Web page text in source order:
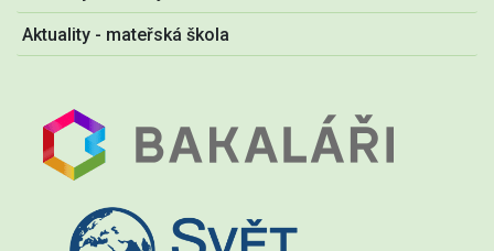
Aktuality - mateřská škola